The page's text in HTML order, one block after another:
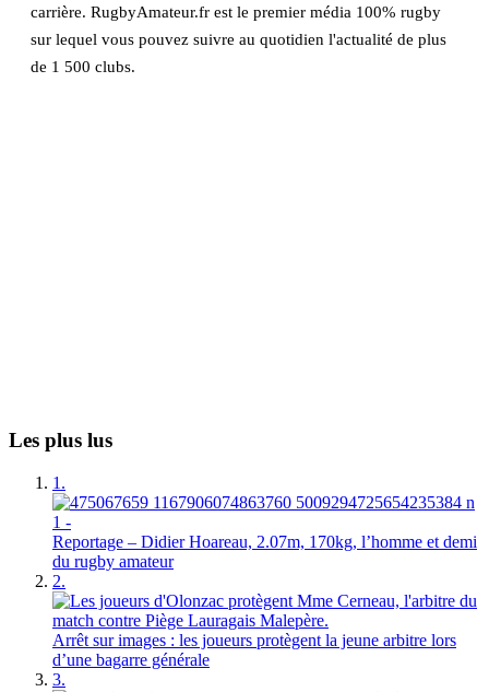
carrière. RugbyAmateur.fr est le premier média 100% rugby
sur lequel vous pouvez suivre au quotidien l'actualité de plus
de 1 500 clubs.
Les plus lus
1.
Reportage – Didier Hoareau, 2.07m, 170kg, l’homme et demi
du rugby amateur
2.
Arrêt sur images : les joueurs protègent la jeune arbitre lors
d’une bagarre générale
3.